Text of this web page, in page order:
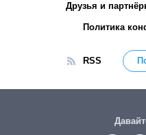
Друзья и
Политика
RSS